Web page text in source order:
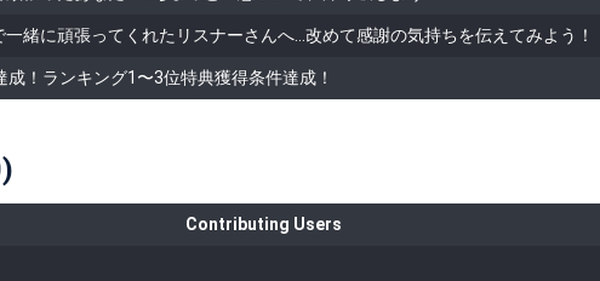
一緒に頑張ってくれたリスナーさんへ…改めて感謝の気持ちを伝えてみよう！
成！ランキング1〜3位特典獲得条件達成！
Contributing Users